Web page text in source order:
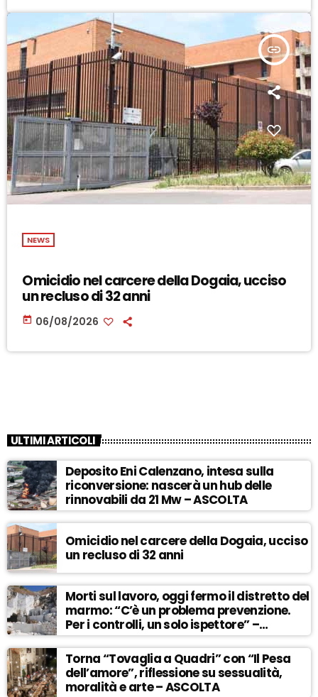
insert_link
NEWS
Omicidio nel carcere della Dogaia, ucciso
un recluso di 32 anni
today 06/08/2026
ULTIMI ARTICOLI
Deposito Eni Calenzano, intesa sulla
riconversione: nascerà un hub delle
rinnovabili da 21 Mw – ASCOLTA
Omicidio nel carcere della Dogaia, ucciso
un recluso di 32 anni
Morti sul lavoro, oggi fermo il distretto del
marmo: “C’è un problema prevenzione.
Per i controlli, un solo ispettore” –
ASCOLTA
Torna “Tovaglia a Quadri” con “Il Pesa
dell’amore”, riflessione su sessualità,
moralità e arte – ASCOLTA